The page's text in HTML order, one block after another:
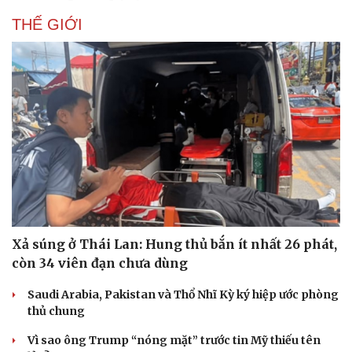
THẾ GIỚI
Xả súng ở Thái Lan: Hung thủ bắn ít nhất 26 phát,
còn 34 viên đạn chưa dùng
Saudi Arabia, Pakistan và Thổ Nhĩ Kỳ ký hiệp ước phòng
thủ chung
Vì sao ông Trump “nóng mặt” trước tin Mỹ thiếu tên